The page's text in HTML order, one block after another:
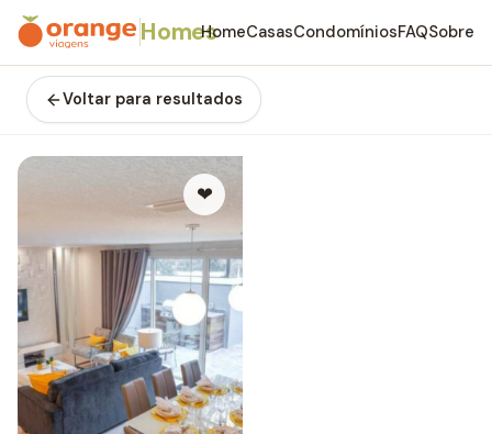
HomesHomeCasasCondomíniosFAQSobre
Voltar para resultados
❤